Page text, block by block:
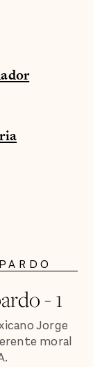
- 1
Jorge
moral